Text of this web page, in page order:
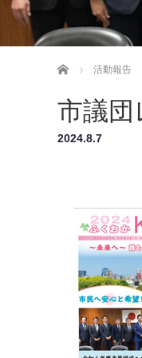
ホーム 活動報告
市議
2024.8.7